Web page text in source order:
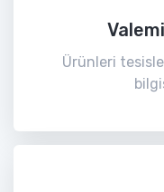
Ürünleri